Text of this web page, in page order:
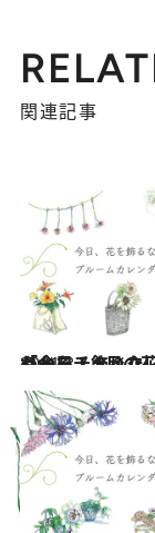
関連記事
2021.8.1
「今日、飾りたい花」がわかる！ 8月の花カレンダーをチェック
ライフスタイル